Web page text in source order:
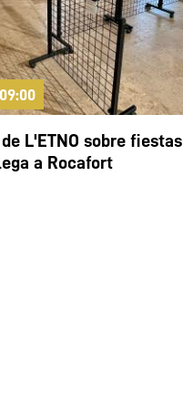
L'ETNO sobre fiestas
a Rocafort